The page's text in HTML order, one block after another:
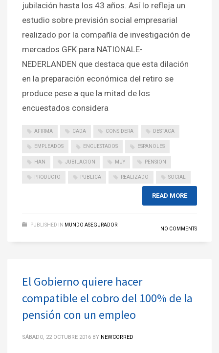
jubilación hasta los 43 años. Así lo refleja un
estudio sobre previsión social empresarial
realizado por la compañía de investigación de
mercados GFK para NATIONALE-
NEDERLANDEN que destaca que esta dilación
en la preparación económica del retiro se
produce pese a que la mitad de los
encuestados considera
AFIRMA CADA CONSIDERA DESTACA
EMPLEADOS ENCUESTADOS ESPANOLES
HAN JUBILACION MUY PENSION
PRODUCTO PUBLICA REALIZADO SOCIAL
READ MORE
PUBLISHED IN MUNDO ASEGURADOR
NO COMMENTS
El Gobierno quiere hacer
compatible el cobro del 100% de la
pensión con un empleo
SÁBADO, 22 OCTUBRE 2016 BY NEWCORRED